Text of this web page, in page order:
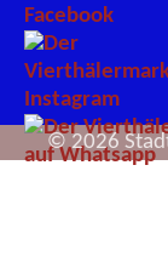
© 2026